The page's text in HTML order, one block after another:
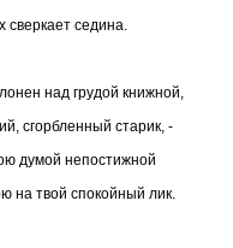
сверкает седина.
над грудой книжной,
сгорбленный старик, -
думой непостижной
на твой спокойный лик.